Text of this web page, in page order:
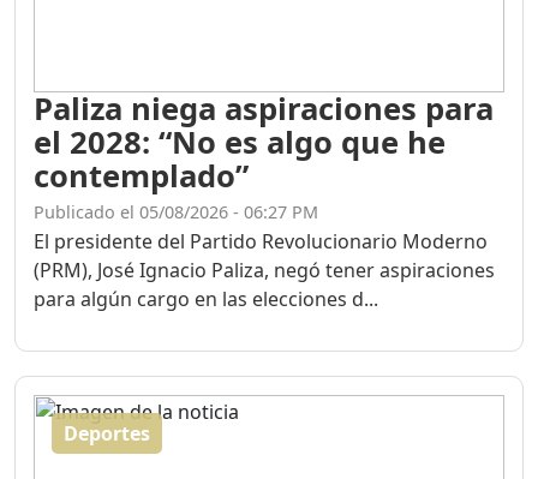
Paliza niega aspiraciones para
el 2028: “No es algo que he
contemplado”
Publicado el 05/08/2026 - 06:27 PM
El presidente del Partido Revolucionario Moderno
(PRM), José Ignacio Paliza, negó tener aspiraciones
para algún cargo en las elecciones d...
Deportes